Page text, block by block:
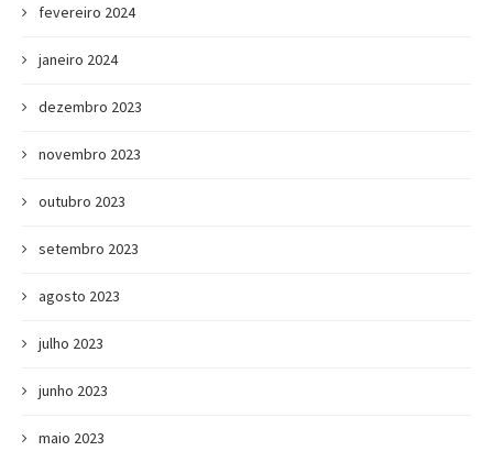
fevereiro 2024
janeiro 2024
dezembro 2023
novembro 2023
outubro 2023
setembro 2023
agosto 2023
julho 2023
junho 2023
maio 2023